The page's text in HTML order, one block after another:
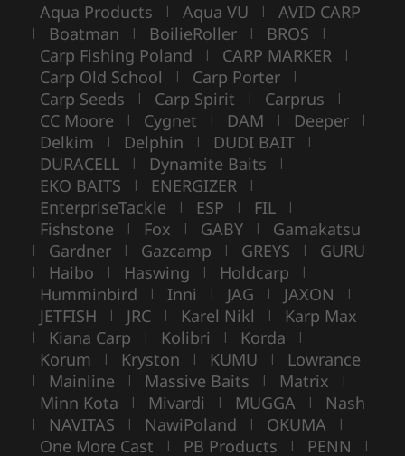
Aqua Products | Aqua VU | AVID CARP
| Boatman | BoilieRoller | BROS |
Carp Fishing Poland | CARP MARKER |
Carp Old School | Carp Porter |
Carp Seeds | Carp Spirit | Carprus |
CC Moore | Cygnet | DAM | Deeper |
Delkim | Delphin | DUDI BAIT |
DURACELL | Dynamite Baits |
EKO BAITS | ENERGIZER |
EnterpriseTackle | ESP | FIL |
Fishstone | Fox | GABY | Gamakatsu
| Gardner | Gazcamp | GREYS | GURU
| Haibo | Haswing | Holdcarp |
Humminbird | Inni | JAG | JAXON |
JETFISH | JRC | Karel Nikl | Karp Max
| Kiana Carp | Kolibri | Korda |
Korum | Kryston | KUMU | Lowrance
| Mainline | Massive Baits | Matrix |
Minn Kota | Mivardi | MUGGA | Nash
| NAVITAS | NawiPoland | OKUMA |
One More Cast | PB Products | PENN |